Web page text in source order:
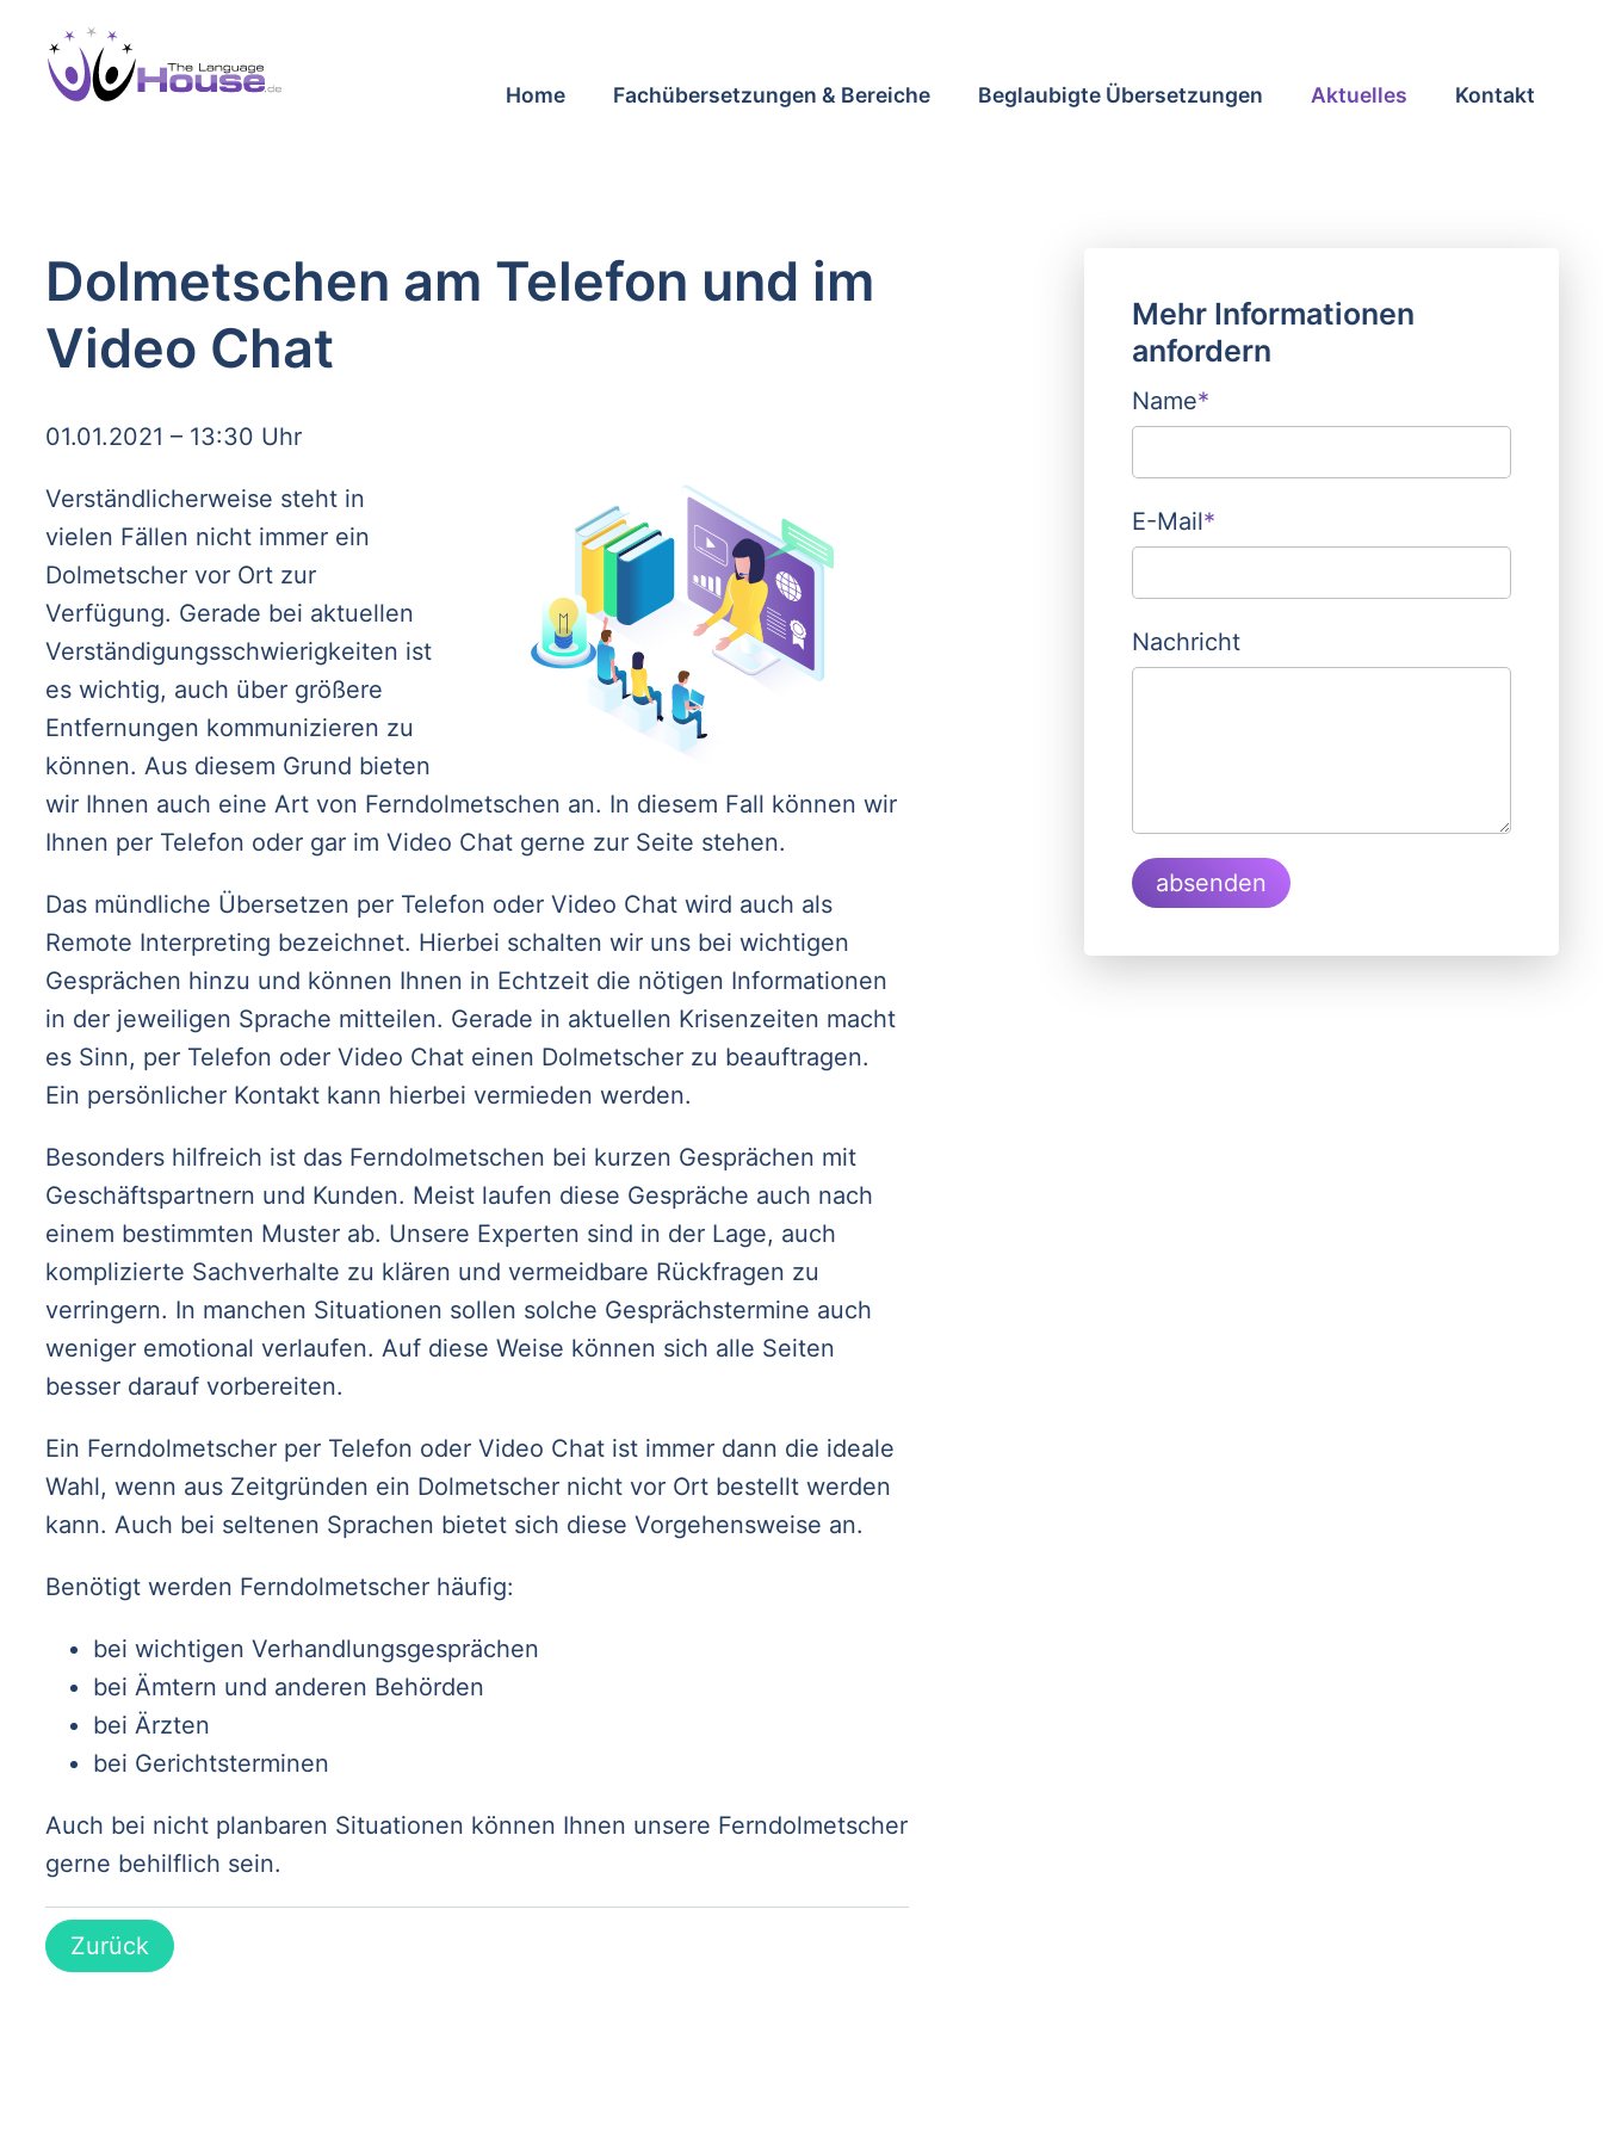
Home Fachübersetzungen & Bereiche Beglaubigte Übersetzungen Aktuelles Kontakt
Dolmetschen am Telefon und im
Video Chat
01.01.2021 – 13:30 Uhr
Verständlicherweise steht in
vielen Fällen nicht immer ein
Dolmetscher vor Ort zur
Verfügung. Gerade bei aktuellen
Verständigungsschwierigkeiten ist
es wichtig, auch über größere
Entfernungen kommunizieren zu
können. Aus diesem Grund bieten
wir Ihnen auch eine Art von Ferndolmetschen an. In diesem Fall können wir
Ihnen per Telefon oder gar im Video Chat gerne zur Seite stehen.
Das mündliche Übersetzen per Telefon oder Video Chat wird auch als
Remote Interpreting bezeichnet. Hierbei schalten wir uns bei wichtigen
Gesprächen hinzu und können Ihnen in Echtzeit die nötigen Informationen
in der jeweiligen Sprache mitteilen. Gerade in aktuellen Krisenzeiten macht
es Sinn, per Telefon oder Video Chat einen Dolmetscher zu beauftragen.
Ein persönlicher Kontakt kann hierbei vermieden werden.
Besonders hilfreich ist das Ferndolmetschen bei kurzen Gesprächen mit
Geschäftspartnern und Kunden. Meist laufen diese Gespräche auch nach
einem bestimmten Muster ab. Unsere Experten sind in der Lage, auch
komplizierte Sachverhalte zu klären und vermeidbare Rückfragen zu
verringern. In manchen Situationen sollen solche Gesprächstermine auch
weniger emotional verlaufen. Auf diese Weise können sich alle Seiten
besser darauf vorbereiten.
Ein Ferndolmetscher per Telefon oder Video Chat ist immer dann die ideale
Wahl, wenn aus Zeitgründen ein Dolmetscher nicht vor Ort bestellt werden
kann. Auch bei seltenen Sprachen bietet sich diese Vorgehensweise an.
Benötigt werden Ferndolmetscher häufig:
bei wichtigen Verhandlungsgesprächen
bei Ämtern und anderen Behörden
bei Ärzten
bei Gerichtsterminen
Auch bei nicht planbaren Situationen können Ihnen unsere Ferndolmetscher
gerne behilflich sein.
Zurück
Mehr Informationen
anfordern
Name*
E-Mail*
Nachricht
absenden